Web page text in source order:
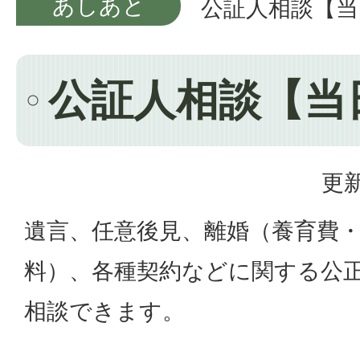
あしあと
公証人相談【
公証人相談【
更
遺言、任意後見、離婚（養育費
料）、各種契約などに関する公
相談できます。